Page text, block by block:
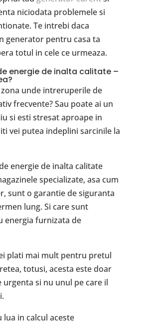
niciodata problemele si
Te intrebi daca
generator pentru casa ta
totul in cele ce urmeaza.
energie de inalta calitate –
unde intreruperile de
frecvente? Sau poate ai un
si esti stresat aproape in
vei putea indeplini sarcinile la
energie de inalta calitate
specializate, asa cum
sunt o garantie de siguranta
lung. Si care sunt
energia furnizata de
plati mai mult pentru pretul
totusi, acesta este doar
urgenta si nu unul pe care il
in calcul aceste